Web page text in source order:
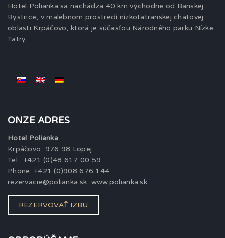
Hotel Polianka sa nachádza 40 km východne od Banskej
Bystrice, v malebnom prostredí nízkotatranskej chatovej
oblasti Krpáčovo, ktorá je súčasťou Národného parku Nízke
Tatry.
ONZE ADRES
Hotel Polianka
Krpáčovo, 976 98 Lopej
Tel.: +421 (0)48 617 00 59
Phone: +421 (0)908 676 144
rezervacie@polianka.sk, www.polianka.sk
REZERVOVAŤ IZBU